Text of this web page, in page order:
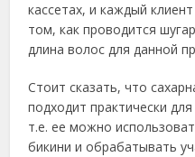
кассетах, и каждый
том, как проводится
длина волос для данной
Стоит сказать, что
подходит практически
т.е. ее можно
бикини и обрабатывать